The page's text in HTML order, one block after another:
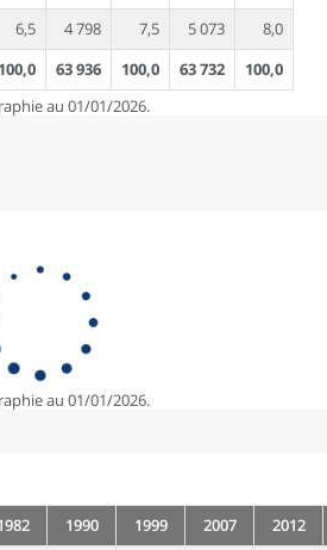
6,5 4 798 7,5 5 073
8,0
100,0 63 936 100,0 63 732
100,0
au 01/01/2026.
au 01/01/2026.
1990 1999 2007 2012